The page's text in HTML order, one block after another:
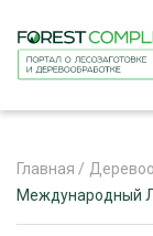
Главная /
Международный